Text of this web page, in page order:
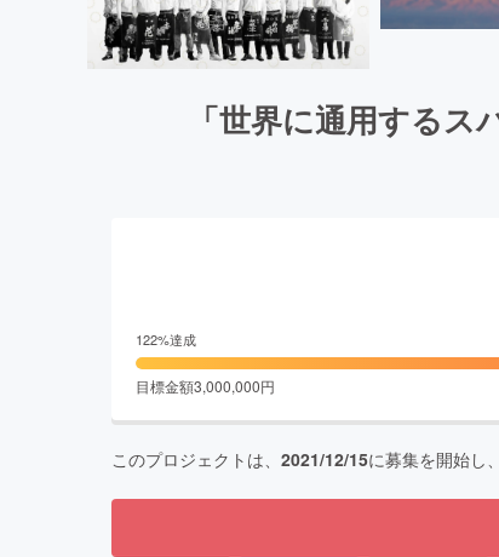
「世界に通用する
122%達成
目標金額3,000,000円
このプロジェクトは、 2021/12/15に募集を開始し、